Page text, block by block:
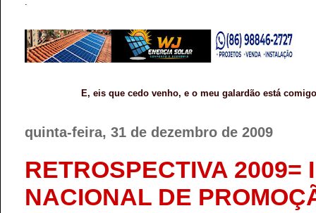
E, eis que cedo venho, e o meu galardão está
quinta-feira, 31 de dezembro de 2009
RETROSPECTIVA 2009=
NACIONAL DE